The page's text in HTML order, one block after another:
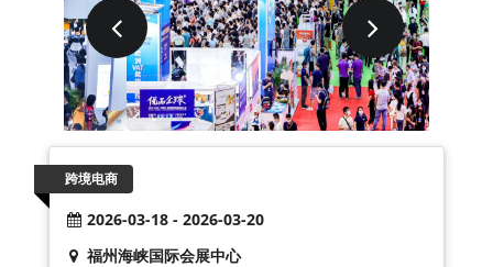
跨境电商
2026-03-18 - 2026-03-20
福州海峡国际会展中心